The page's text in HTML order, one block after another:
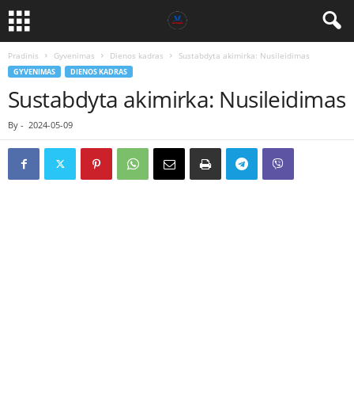
Pradinis Gyvenimas Dienos kadras Sustabdyta akimirka: Nusileidimas
GYVENIMAS DIENOS KADRAS
Sustabdyta akimirka: Nusileidimas
By - 2024-05-09